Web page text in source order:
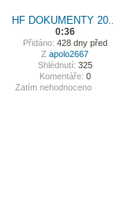
HF DOKUMENTY
0:36
Přidáno: 428 dny před
Z apolo2667
Shlédnutí: 325
Komentáře: 0
Zatím nehodnoceno